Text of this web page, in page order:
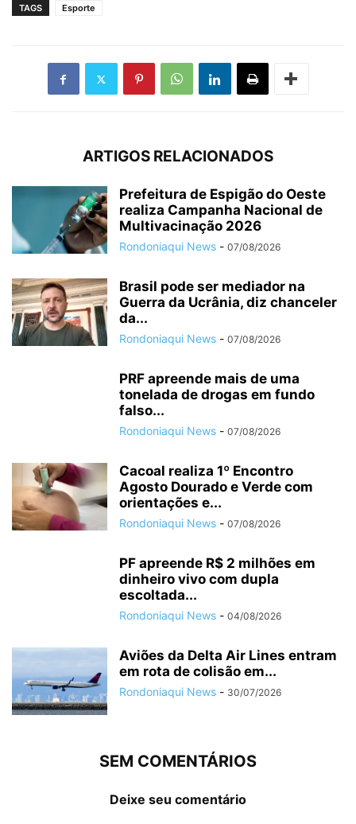
TAGS Esporte
ARTIGOS RELACIONADOS
Prefeitura de Espigão do Oeste
realiza Campanha Nacional de
Multivacinação 2026
Rondoniaqui News - 07/08/2026
Brasil pode ser mediador na
Guerra da Ucrânia, diz chanceler
da...
Rondoniaqui News - 07/08/2026
PRF apreende mais de uma
tonelada de drogas em fundo
falso...
Rondoniaqui News - 07/08/2026
Cacoal realiza 1º Encontro
Agosto Dourado e Verde com
orientações e...
Rondoniaqui News - 07/08/2026
PF apreende R$ 2 milhões em
dinheiro vivo com dupla
escoltada...
Rondoniaqui News - 04/08/2026
Aviões da Delta Air Lines entram
em rota de colisão em...
Rondoniaqui News - 30/07/2026
SEM COMENTÁRIOS
Deixe seu comentário